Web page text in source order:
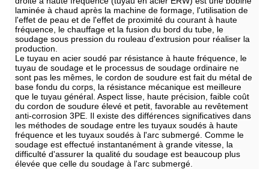
laminée à chaud après la machine de formage, l'utilisation de
l'effet de peau et de l'effet de proximité du courant à haute
fréquence, le chauffage et la fusion du bord du tube, le
soudage sous pression du rouleau d'extrusion pour réaliser la
production.
Le tuyau en acier soudé par résistance à haute fréquence, le
tuyau de soudage et le processus de soudage ordinaire ne
sont pas les mêmes, le cordon de soudure est fait du métal de
base fondu du corps, la résistance mécanique est meilleure
que le tuyau général. Aspect lisse, haute précision, faible coût
du cordon de soudure élevé et petit, favorable au revêtement
anti-corrosion 3PE. Il existe des différences significatives dans
les méthodes de soudage entre les tuyaux soudés à haute
fréquence et les tuyaux soudés à l'arc submergé. Comme le
soudage est effectué instantanément à grande vitesse, la
difficulté d'assurer la qualité du soudage est beaucoup plus
élevée que celle du soudage à l'arc submergé.